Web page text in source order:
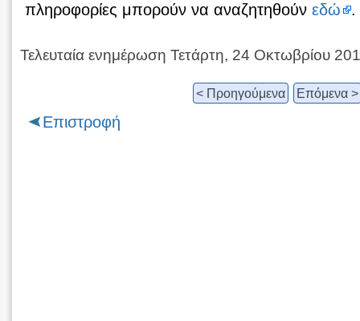
πληροφορίες μπορούν να αναζητηθούνεδώ .
Τελευταία ενημέρωση Τετάρτη, 24 Οκτωβρίου
< Προηγούμενα Επόμενα >
Επιστροφή